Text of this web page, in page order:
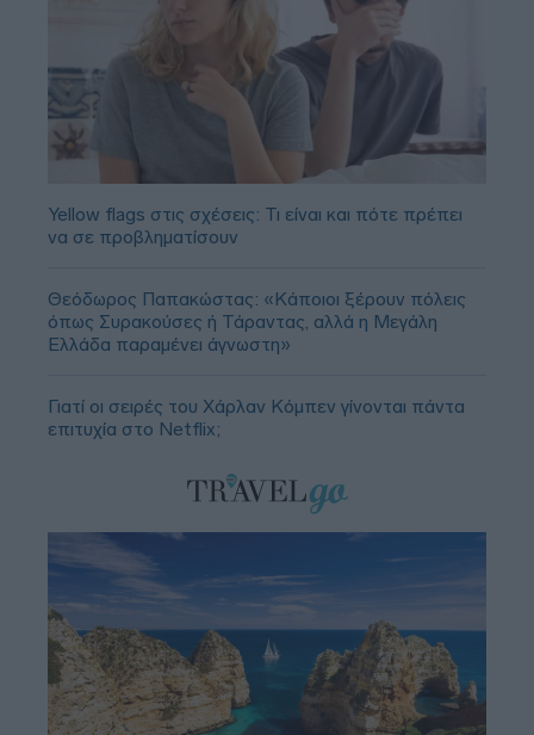
Yellow flags στις σχέσεις: Τι είναι και πότε πρέπει
να σε προβληματίσουν
Θεόδωρος Παπακώστας: «Κάποιοι ξέρουν πόλεις
όπως Συρακούσες ή Τάραντας, αλλά η Μεγάλη
Ελλάδα παραμένει άγνωστη»
Γιατί οι σειρές του Χάρλαν Κόμπεν γίνονται πάντα
επιτυχία στο Netflix;